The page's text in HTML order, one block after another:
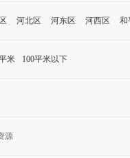
河北区 河东区 河西区 和
米 100平米以下
源